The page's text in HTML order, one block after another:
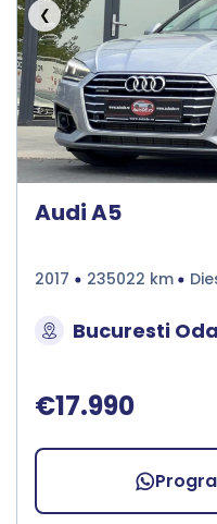
❮
Audi A5
2017 235022 km
Bucuresti
€17.990